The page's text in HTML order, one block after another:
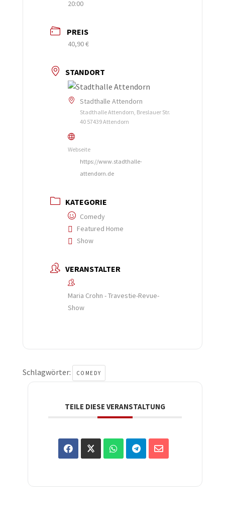
20:00
PREIS
40,90 €
STANDORT
Stadthalle Attendorn
Stadthalle Attendorn, Breslauer Str.
40 57439 Attendorn
Webseite
https://www.stadthalle-
attendorn.de
KATEGORIE
Comedy
Featured Home
Show
VERANSTALTER
Maria Crohn - Travestie-Revue-
Show
Schlagwörter: COMEDY
TEILE DIESE VERANSTALTUNG